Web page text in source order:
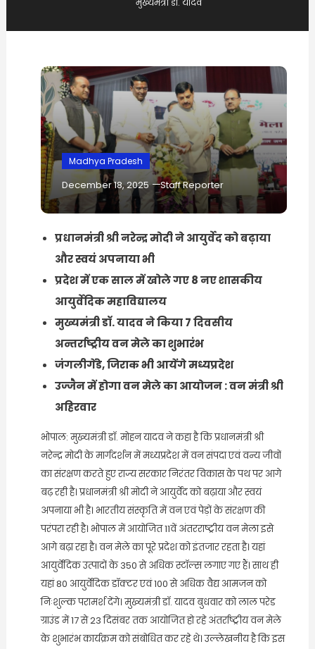
मुख्यमंत्री डॉ. यादव
Madhya Pradesh
December 18, 2025 Staff Reporter
प्रधानमंत्री श्री नरेन्द्र मोदी ने आयुर्वेद को बढ़ाया
और स्वयं अपनाया भी
प्रदेश में एक साल में खोले गए 8 नए शासकीय
आयुर्वेदिक महाविद्यालय
मुख्यमंत्री डॉ. यादव ने किया 7 दिवसीय
अन्तर्राष्ट्रीय वन मेले का शुभारंभ
जंगलीगेंडे, जिराक भी आयेंगे मध्यप्रदेश
उज्जैन में होगा वन मेले का आयोजन : वन मंत्री श्री
अहिरवार
भोपाल: मुख्यमंत्री डॉ. मोहन यादव ने कहा है कि प्रधानमंत्री श्री
नरेन्द्र मोदी के मार्गदर्शन में मध्यप्रदेश में वन संपदा एवं वन्य जीवों
का संरक्षण करते हुए राज्य सरकार निरंतर विकास के पथ पर आगे
बढ़ रही है। प्रधानमंत्री श्री मोदी ने आयुर्वेद को बढ़ाया और स्वयं
अपनाया भी है। भारतीय संस्कृति में वन एवं पेड़ों के संरक्षण की
परंपरा रही है। भोपाल में आयोजित 11वें अंतरराष्ट्रीय वन मेला इसे
आगे बढ़ा रहा है। वन मेले का पूरे प्रदेश को इंतजार रहता है। यहां
आयुर्वेदिक उत्पादों के 350 से अधिक स्टॉल्स लगाए गए हैं। साथ ही
यहां 80 आयुर्वेदिक डॉक्टर एवं 100 से अधिक वैद्य आमजन को
निःशुल्क परामर्श देंगे। मुख्यमंत्री डॉ. यादव बुधवार को लाल परेड
ग्राउंड में 17 से 23 दिसंबर तक आयोजित हो रहे अंतर्राष्ट्रीय वन मेले
के शुभारंभ कार्यक्रम को संबोधित कर रहे थे। उल्लेखनीय है कि इस